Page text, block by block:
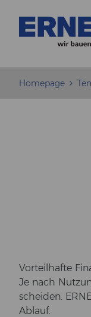
Homepage
Vor­teil­haf­te
Je nach
schei­den.
Ab­lauf.